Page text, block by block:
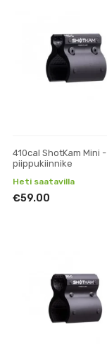
410cal ShotKam Mini -
piippukiinnike
Heti saatavilla
€59.00